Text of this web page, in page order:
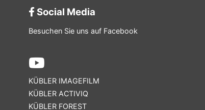
Social Media
Besuchen Sie uns auf Facebook
KÜBLER IMAGEFILM
KÜBLER ACTIVIQ
KÜBLER FOREST